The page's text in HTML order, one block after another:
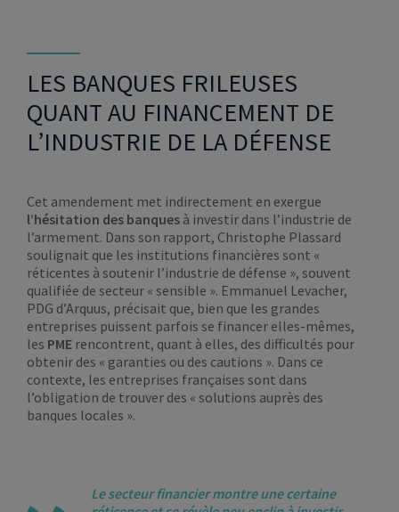
LES BANQUES FRILEUSES
QUANT AU FINANCEMENT DE
L’INDUSTRIE DE LA DÉFENSE
Cet amendement met indirectement en exergue
l’hésitation des banques à investir dans l’industrie de
l’armement. Dans son rapport, Christophe Plassard
soulignait que les institutions financières sont «
réticentes à soutenir l’industrie de défense », souvent
qualifiée de secteur « sensible ». Emmanuel Levacher,
PDG d’Arquus, précisait que, bien que les grandes
entreprises puissent parfois se financer elles-mêmes,
les PME rencontrent, quant à elles, des difficultés pour
obtenir des « garanties ou des cautions ». Dans ce
contexte, les entreprises françaises sont dans
l’obligation de trouver des « solutions auprès des
banques locales ».
Le secteur financier montre une certaine